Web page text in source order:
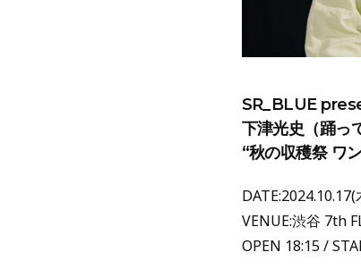
SR_BLUE
下津光史（踊っ
“秋の収穫祭 ワ
DATE:2024.10.17(
VENUE:渋谷 7th
OPEN 18:15 /